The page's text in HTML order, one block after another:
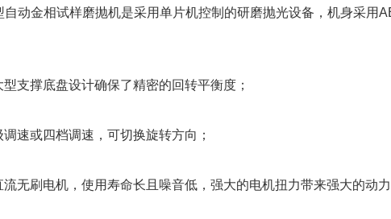
自动金相试样磨抛机是采用单片机控制的研磨抛光设备，机身采用
支撑底盘设计确保了精密的回转平衡度；
速或四档调速，可切换旋转方向；
流无刷电机，使用寿命长且噪音低，强大的电机扭力带来强大的动